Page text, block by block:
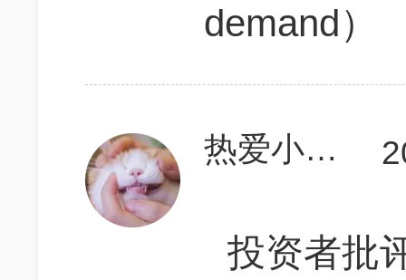
demand）
热爱小裙子的女装大佬
投资者批